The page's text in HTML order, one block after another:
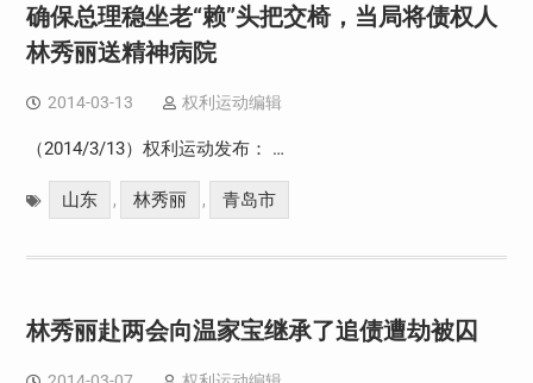
确保总理稳坐老“赖”头把交椅，当局将债权人
林秀丽送精神病院
2014-03-13 权利运动编辑
（2014/3/13）权利运动发布： …
山东 , 林秀丽 , 青岛市
林秀丽赴两会向温家宝继承了追债遭劫被囚